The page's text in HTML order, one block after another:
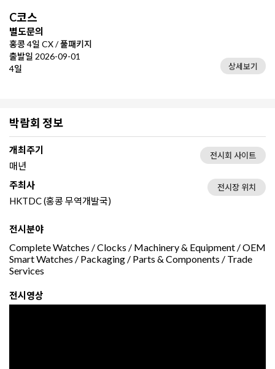
C코스
별도문의
홍콩 4일 CX / 풀패키지
출발일 2026-09-01
4일
상세보기
박람회 정보
개최주기
매년
전시회 사이트
주최사
HKTDC (홍콩 무역개발국)
전시장 위치
전시분야
Complete Watches / Clocks / Machinery & Equipment / OEM
Smart Watches / Packaging / Parts & Components / Trade
Services
전시영상